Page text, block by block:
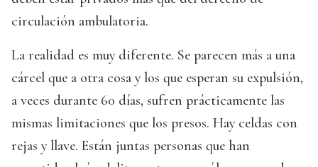
circulación ambulatoria.
La realidad es muy diferente. Se parecen más a una
cárcel que a otra cosa y los que esperan su expulsión,
a veces durante 60 días, sufren prácticamente las
mismas limitaciones que los presos. Hay celdas con
rejas y llave. Están juntas personas que han